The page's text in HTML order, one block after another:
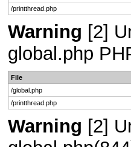
/printthread.php
Warning [2]
global.php
File
/global.php
/printthread.php
Warning [2]